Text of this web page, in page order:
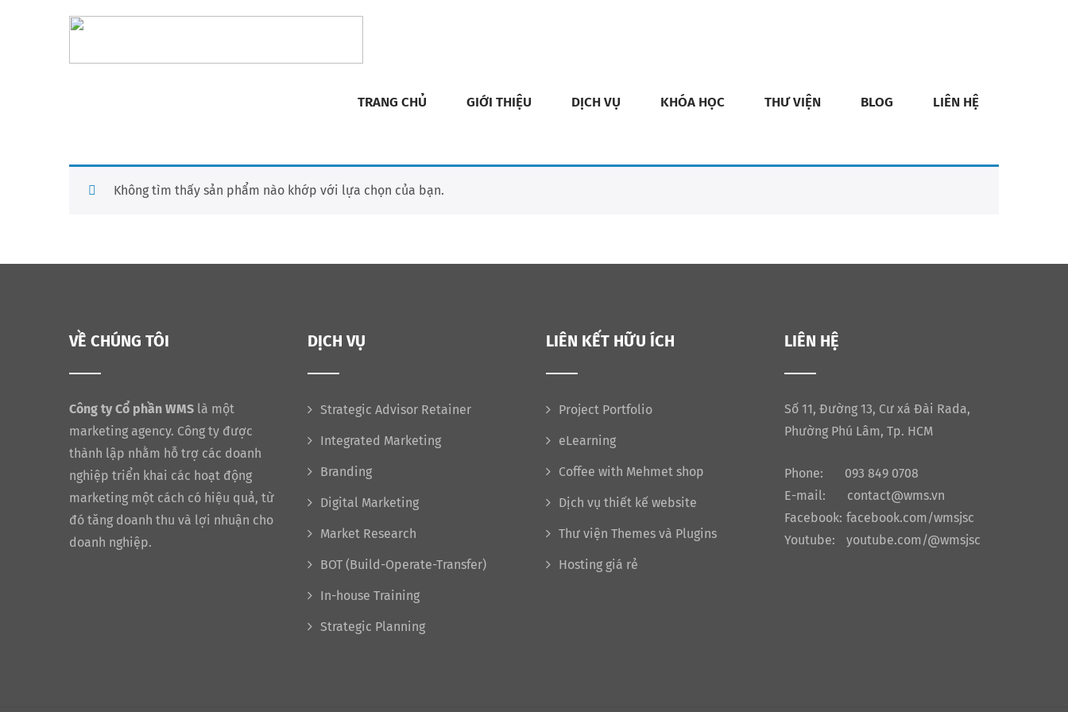
TRANG CHỦ GIỚI THIỆU DỊCH VỤ KHÓA HỌC THƯ VIỆN BLOG LIÊN HỆ
Không tìm thấy sản phẩm nào khớp với lựa chọn của bạn.
VỀ CHÚNG TÔI
Công ty Cổ phần WMS là một
marketing agency. Công ty được
thành lập nhằm hỗ trợ các doanh
nghiệp triển khai các hoạt động
marketing một cách có hiệu quả, từ
đó tăng doanh thu và lợi nhuận cho
doanh nghiệp.
DỊCH VỤ
Strategic Advisor Retainer
Integrated Marketing
Branding
Digital Marketing
Market Research
BOT (Build-Operate-Transfer)
In-house Training
Strategic Planning
LIÊN KẾT HỮU ÍCH
Project Portfolio
eLearning
Coffee with Mehmet shop
Dịch vụ thiết kế website
Thư viện Themes và Plugins
Hosting giá rẻ
LIÊN HỆ
Số 11, Đường 13, Cư xá Đài Rada,
Phường Phú Lâm, Tp. HCM
Phone:
093 849 0708
E-mail:
contact@wms.vn
Facebook: facebook.com/wmsjsc
Youtube:
youtube.com/@wmsjsc